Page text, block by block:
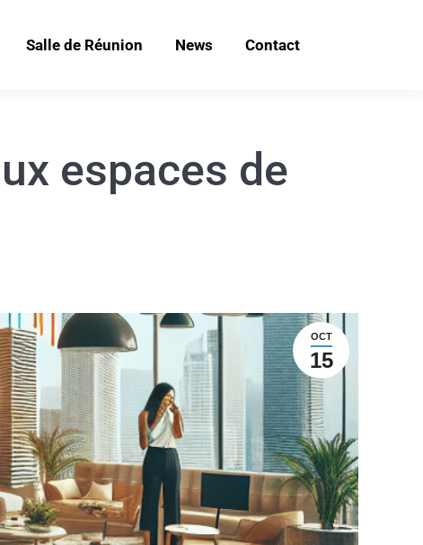
Salle de Réunion News Contact
espaces de
OCT
15